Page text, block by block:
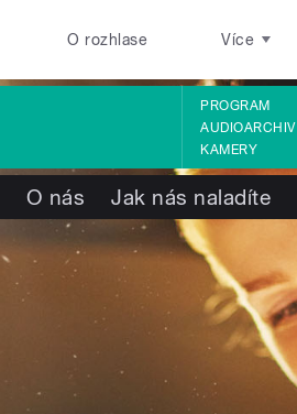
O rozhlase Více
PROGRAM
AUDIOARCHIV
KAMERY
O nás Jak nás naladíte